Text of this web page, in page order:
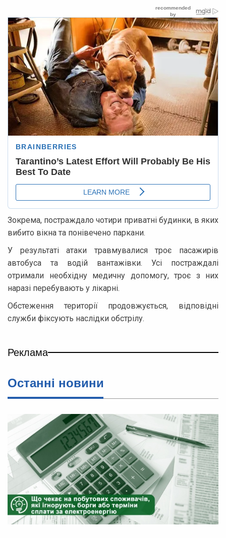
Зокрема, постраждало чотири приватні будинки, в яких
вибито вікна та понівечено паркани.
У результаті атаки травмувалися троє пасажирів
автобуса та водій вантажівки. Усі постраждалі
отримали необхідну медичну допомогу, троє з них
наразі перебувають у лікарні.
Обстеження території продовжується, відповідні
служби фіксують наслідки обстрілу.
Реклама
Останні новини